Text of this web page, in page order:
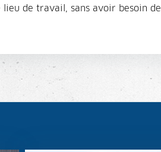
de travail, sans avoir besoin de